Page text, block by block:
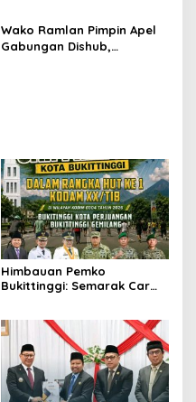
Kampus UFDK
Wako Ramlan Pimpin Apel
Gabungan Dishub,
Himbauan Pemko
Bukittinggi: Semarak Car
Militer (KODAM) XX/Tuanku
Imam Bonjol